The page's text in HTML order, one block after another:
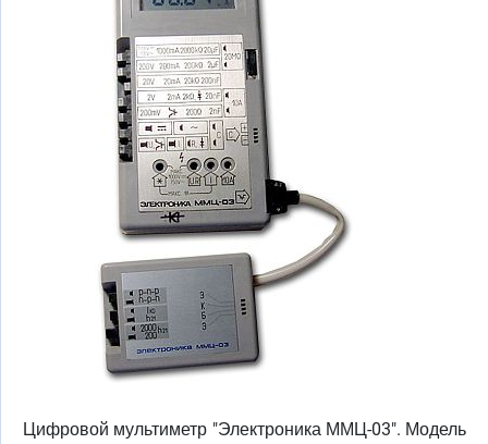
Цифровой мультиметр "Электроника ММЦ-03". Модель